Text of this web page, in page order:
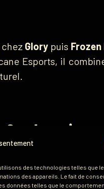
des technologies telles que
des appareils. Le fait de
données telles que le
chez Glory puis
Esports, il